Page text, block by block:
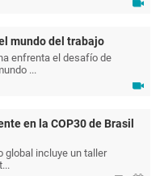
mundo del trabajo
enfrenta el desafío de
...
en la COP30 de Brasil
global incluye un taller